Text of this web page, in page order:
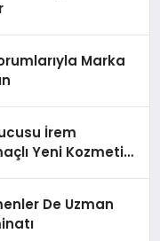
Marka
İrem
Yeni Kozmetik
De Uzman